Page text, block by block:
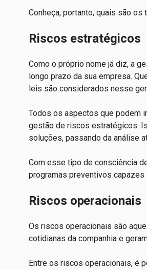
Conheça, portanto, quais são
Riscos estratégicos
Como o próprio nome já diz, a
longo prazo da sua empresa.
leis são considerados nesse
Todos os aspectos que podem
gestão de riscos estratégicos.
soluções, passando da análise
Com esse tipo de consciência
programas preventivos
Riscos operacionais
Os riscos operacionais são
cotidianas da companhia e
Entre os riscos operacionais, é